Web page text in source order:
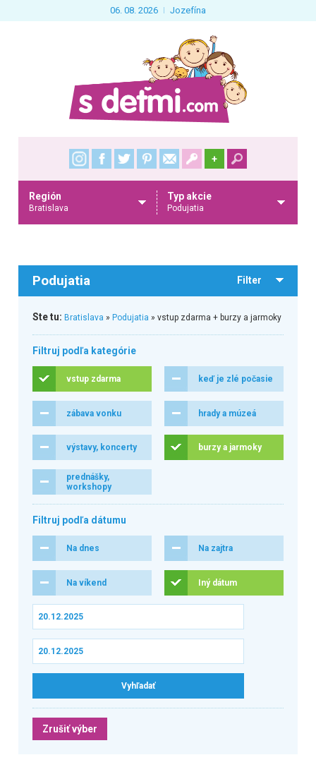
06. 08. 2026 Jozefína
+
Región
Bratislava
Typ akcie
Podujatia
Podujatia Filter
Ste tu: Bratislava » Podujatia » vstup zdarma + burzy a jarmoky
Filtruj podľa kategórie
vstup zdarma keď je zlé počasie
zábava vonku hrady a múzeá
výstavy, koncerty burzy a jarmoky
prednášky,
workshopy
Filtruj podľa dátumu
Na dnes Na zajtra
Na víkend Iný dátum
Zrušiť výber